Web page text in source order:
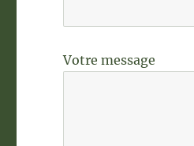
Votre message